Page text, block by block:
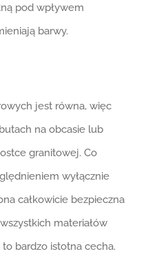
pod wpływem
barwy.
jest równa, więc
na obcasie lub
granitowej. Co
wyłącznie
całkowicie bezpieczna
materiałów
bardzo istotna cecha.